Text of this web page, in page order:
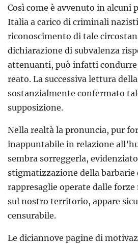
Così come è avvenuto in alcuni
Italia a carico di criminali
riconoscimento di tale
dichiarazione di subvalenza
attenuanti, può infatti condurre
reato. La successiva lettura
sostanzialmente confermato
supposizione.
Nella realtà la pronuncia, pur
inappuntabile in relazione
sembra sorreggerla,
stigmatizzazione della
rappresaglie operate dalle
sul nostro territorio, appare
censurabile.
Le diciannove pagine di